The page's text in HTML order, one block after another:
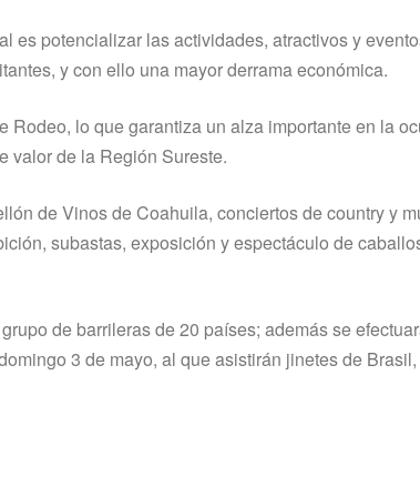
es potencializar las actividades, atractivos y
y con ello una mayor derrama económica.
lo que garantiza un alza importante en la
valor de la Región Sureste.
de Vinos de Coahuila, conciertos de country y
subastas, exposición y espectáculo de
de barrileras de 20 países; además se
3 de mayo, al que asistirán jinetes de